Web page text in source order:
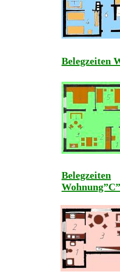
Belegzeiten
Belegzeiten
Wohnung”C”